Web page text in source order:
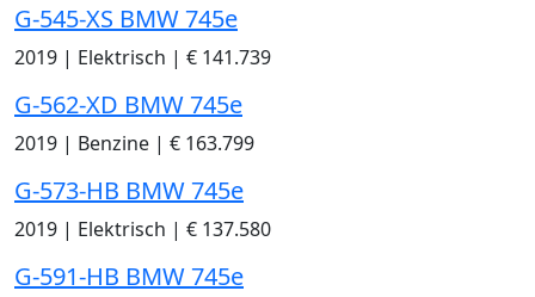
G-545-XS BMW 745e
2019 | Elektrisch | € 141.739
G-562-XD BMW 745e
2019 | Benzine | € 163.799
G-573-HB BMW 745e
2019 | Elektrisch | € 137.580
G-591-HB BMW 745e